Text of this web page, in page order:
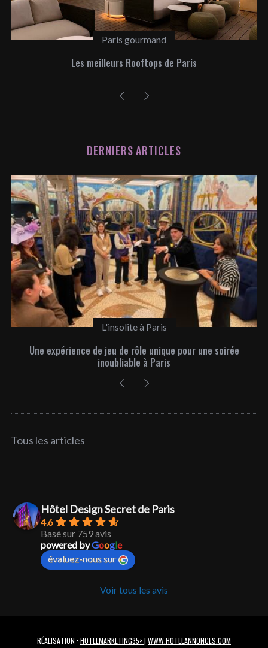
Paris gourmand
Les meilleurs Rooftops de Paris
DERNIERS ARTICLES
L'insolite à Paris
Une expérience de jeu de rôle unique pour une soirée
inoubliable à Paris
Tous les articles
Hôtel Design Secret de Paris
4.6
Basé sur 759 avis
powered byGoogle
évaluez-nous sur
Voir tous les avis
RÉALISATION : HOTELMARKETING35>| WWW.HOTELANNONCES.COM